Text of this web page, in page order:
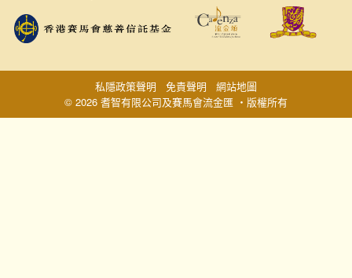
© 2026 耆智有限公司及賽馬會流金匯 ‧版權所有
私隱政策聲明 免責聲明 網站地圖